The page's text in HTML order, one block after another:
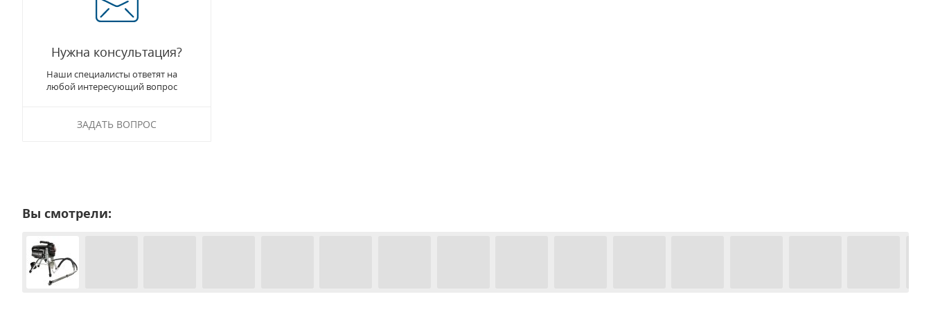
Нужна консультация?
Наши специалисты ответят на
любой интересующий вопрос
ЗАДАТЬ ВОПРОС
Вы смотрели: